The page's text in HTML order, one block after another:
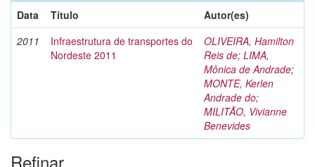
Data
Título
Autor(es)
2011
Infraestrutura de transportes do
Nordeste 2011
OLIVEIRA, Hamilton
Reis de; LIMA,
Mônica de Andrade;
MONTE, Kerlen
Andrade do;
MILITÃO, Vivianne
Benevides
Refinar